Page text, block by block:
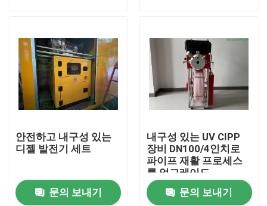
우리에 대하여
공장 여행
품질 관리
연락주세요
안전하고 내구성 있는
디젤 발전기 세트
문의 보내기
내구성 있는 UV CIPP
장비 DN100/4인치로
파이프 재활 프로세스
를 업그레이드
문의 보내기